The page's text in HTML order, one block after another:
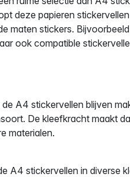
deze papieren
maten stickers.
ook compatible
A4 stickervellen blijven
De kleefkracht maakt
materialen.
A4 stickervellen in diverse